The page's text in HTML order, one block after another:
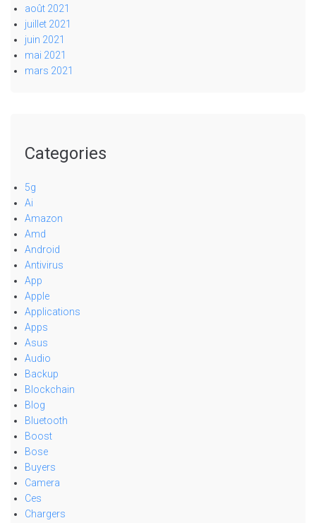
août 2021
juillet 2021
juin 2021
mai 2021
mars 2021
Categories
5g
Ai
Amazon
Amd
Android
Antivirus
App
Apple
Applications
Apps
Asus
Audio
Backup
Blockchain
Blog
Bluetooth
Boost
Bose
Buyers
Camera
Ces
Chargers